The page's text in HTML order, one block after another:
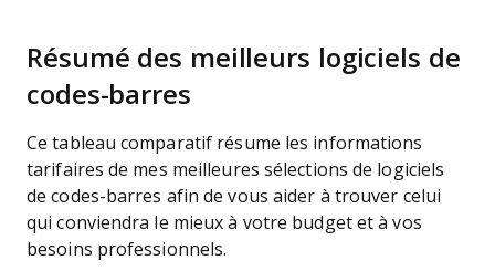
Résumé des meilleurs logiciels de
codes-barres
Ce tableau comparatif résume les informations
tarifaires de mes meilleures sélections de logiciels
de codes-barres afin de vous aider à trouver celui
qui conviendra le mieux à votre budget et à vos
besoins professionnels.